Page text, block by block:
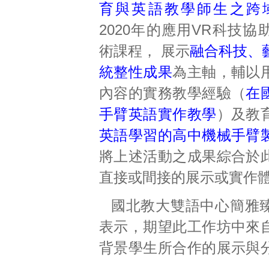
育與英語教學師生之跨
2020年的應用VR科技協
術課程， 展示融合科技、
統整性成果為主軸，輔以
內容的實務教學經驗（在
手臂英語實作教學 ）及教
英語學習的高中機械手臂
將上述活動之成果綜合於
直接或間接的展示或實作
國北教大雙語中心簡雅
表示，期望此工作坊中來
背景學生所合作的展示與